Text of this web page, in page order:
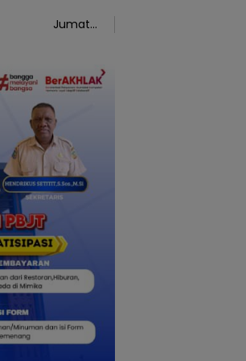
Jumat,
2026